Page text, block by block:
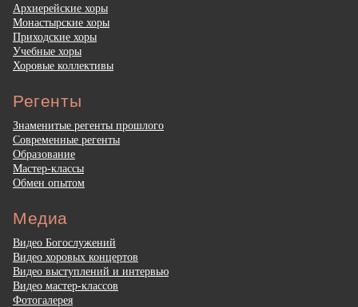
Архиерейские хоры
Монастырские хоры
Приходские хоры
Учебные хоры
Хоровые коллективы
Регенты
Знаменитые регенты прошлого
Современные регенты
Образование
Мастер-классы
Обмен опытом
Медиа
Видео Богослужений
Видео хоровых концертов
Видео выступлений и интервью
Видео мастер-классов
Фотогалерея